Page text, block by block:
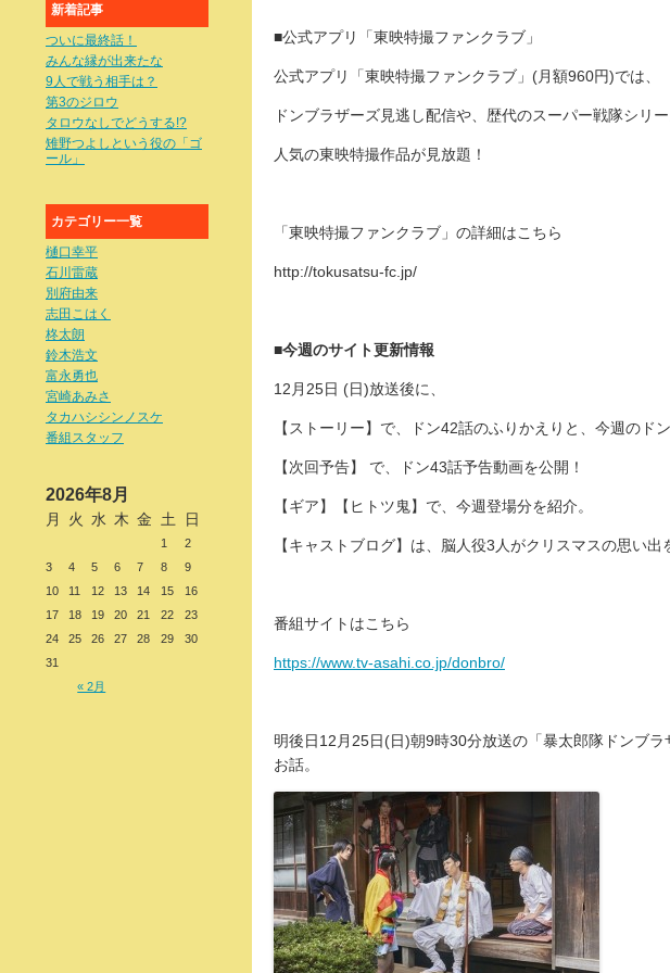
新着記事
ついに最終話！
みんな縁が出来たな
9人で戦う相手は？
第3のジロウ
タロウなしでどうする!?
雉野つよしという役の「ゴ
ール」
カテゴリー一覧
樋口幸平
石川雷蔵
別府由来
志田こはく
柊太朗
鈴木浩文
富永勇也
宮崎あみさ
タカハシシンノスケ
番組スタッフ
2026年8月
月 火 水 木 金 土 日
1
2
3
4 5 6 7 8
9
10
11 12 13 14 15
16
17
18 19 20 21 22
23
24
25 26 27 28 29
30
31
« 2月
■公式アプリ「東映特撮ファンクラブ」
公式アプリ「東映特撮ファンクラブ」(月額960円)では、
ドンブラザーズ見逃し配信や、歴代のスーパー戦隊シリー
人気の東映特撮作品が見放題！
「東映特撮ファンクラブ」の詳細はこちら
http://tokusatsu-fc.jp/
■今週のサイト更新情報
12月25日 (日)放送後に、
【ストーリー】で、ドン42話のふりかえりと、今週のド
【次回予告】 で、ドン43話予告動画を公開！
【ギア】【ヒトツ鬼】で、今週登場分を紹介。
【キャストブログ】は、脳人役3人がクリスマスの思い出
番組サイトはこちら
https://www.tv-asahi.co.jp/donbro/
明後日12月25日(日)朝9時30分放送の「暴太郎隊ドンブ
お話。